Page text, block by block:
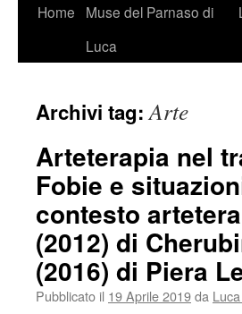
VaiHome
Muse del Parnaso di
Luca
Archivi tag:Arte
Arteterapia nel
Fobie e
contesto
(2012) di
(2016) di Piera
Pubblicato il 19 Aprile 2019da